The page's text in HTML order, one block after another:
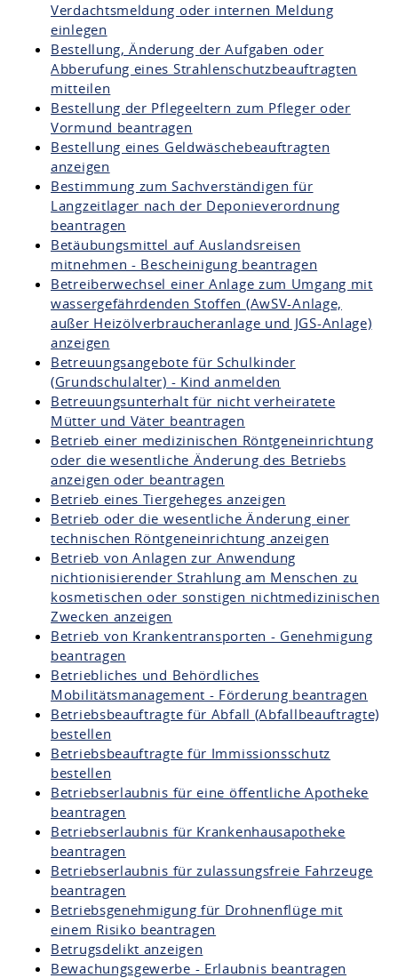
Verdachtsmeldung oder internen Meldung
einlegen
Bestellung, Änderung der Aufgaben oder
Abberufung eines Strahlenschutzbeauftragten
mitteilen
Bestellung der Pflegeeltern zum Pfleger oder
Vormund beantragen
Bestellung eines Geldwäschebeauftragten
anzeigen
Bestimmung zum Sachverständigen für
Langzeitlager nach der Deponieverordnung
beantragen
Betäubungsmittel auf Auslandsreisen
mitnehmen - Bescheinigung beantragen
Betreiberwechsel einer Anlage zum Umgang mit
wassergefährdenden Stoffen (AwSV-Anlage,
außer Heizölverbraucheranlage und JGS-Anlage)
anzeigen
Betreuungsangebote für Schulkinder
(Grundschulalter) - Kind anmelden
Betreuungsunterhalt für nicht verheiratete
Mütter und Väter beantragen
Betrieb einer medizinischen Röntgeneinrichtung
oder die wesentliche Änderung des Betriebs
anzeigen oder beantragen
Betrieb eines Tiergeheges anzeigen
Betrieb oder die wesentliche Änderung einer
technischen Röntgeneinrichtung anzeigen
Betrieb von Anlagen zur Anwendung
nichtionisierender Strahlung am Menschen zu
kosmetischen oder sonstigen nichtmedizinischen
Zwecken anzeigen
Betrieb von Krankentransporten - Genehmigung
beantragen
Betriebliches und Behördliches
Mobilitätsmanagement - Förderung beantragen
Betriebsbeauftragte für Abfall (Abfallbeauftragte)
bestellen
Betriebsbeauftragte für Immissionsschutz
bestellen
Betriebserlaubnis für eine öffentliche Apotheke
beantragen
Betriebserlaubnis für Krankenhausapotheke
beantragen
Betriebserlaubnis für zulassungsfreie Fahrzeuge
beantragen
Betriebsgenehmigung für Drohnenflüge mit
einem Risiko beantragen
Betrugsdelikt anzeigen
Bewachungsgewerbe - Erlaubnis beantragen